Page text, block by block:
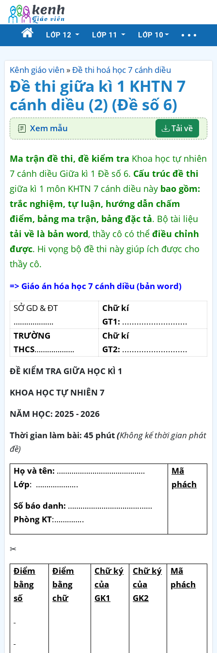
LỚP 12 LỚP 11 LỚP 10
Kênh giáo viên »Đề thi hoá học 7 cánh diều
Đề thi giữa kì 1 KHTN 7
cánh diều (2) (Đề số 6)
Xem mẫu Tải về
Ma trận đề thi, đề kiểm tra Khoa học tự nhiên
7 cánh diều Giữa kì 1 Đề số 6. Cấu trúc đề thi
giữa kì 1 môn KHTN 7 cánh diều này bao gồm:
trắc nghiệm, tự luận, hướng dẫn chấm
điểm, bảng ma trận, bảng đặc tả. Bộ tài liệu
tải về là bản word, thầy cô có thể điều chỉnh
được. Hi vọng bộ đề thi này giúp ích được cho
thầy cô.
=> Giáo án hóa học 7 cánh diều (bản word)
SỞ GD & ĐT
……………….
Chữ kí
GT1: ...........................
TRƯỜNG
THCS……………….
Chữ kí
GT2: ...........................
ĐỀ KIỂM TRA GIỮA HỌC KÌ 1
KHOA HỌC TỰ NHIÊN 7
NĂM HỌC: 2025 - 2026
Thời gian làm bài: 45 phút(Không kể thời gian phát
đề)
Họ và tên: ……………………………………
Lớp: ………………..
Số báo danh: …………………………….……
Phòng KT:…………..
Mã
phách
✂
Điểm
bằng
số
Điểm
bằng
chữ
Chữ ký
của
GK1
Chữ ký
của
GK2
Mã
phách